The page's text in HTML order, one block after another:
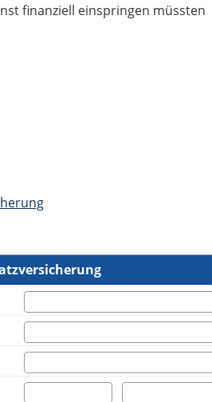
finanziell einspringen müssten